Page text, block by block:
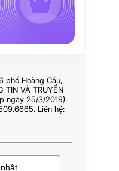
phố Hoàng Cầu,
TIN VÀ TRUYỀN
ngày 25/3/2019).
Liên hệ: